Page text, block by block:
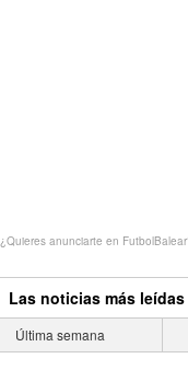
¿Quieres anunciarte en
Las noticias más leídas
Última semana